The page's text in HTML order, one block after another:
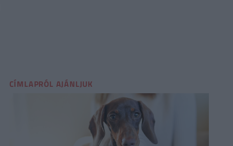
CÍMLAPRÓL AJÁNLJUK